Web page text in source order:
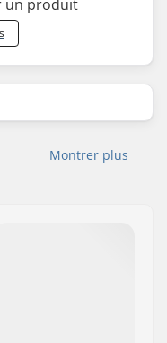
un produit
Montrer plus